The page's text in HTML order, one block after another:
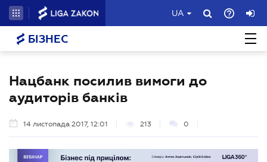
UA
БІЗНЕС
Нацбанк посилив вимоги до
аудиторів банків
14 листопада 2017, 12:01 213 0